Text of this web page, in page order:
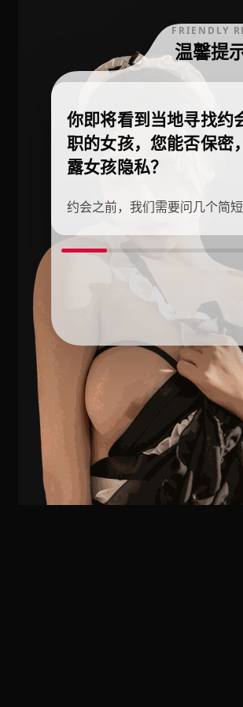
FRIENDLY
温馨提
你即将看到当地寻找约
职的女孩，您能否保密
露女孩隐私？
约会之前，我们需要问几个简短